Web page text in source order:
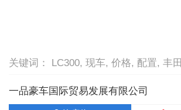
关键词： LC300, 现车, 价格, 配置, 丰田
一品豪车国际贸易发展有限公司